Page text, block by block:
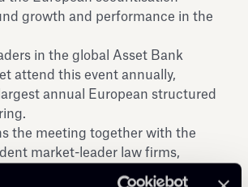
growth and performance in the
in the global Asset Bank
attend this event annually,
annual European structured
the meeting together with the
market-leader law firms,
"European Network": Cuatrecasas